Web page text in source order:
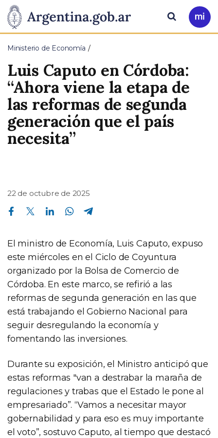
Presidencia
de
la
Nación
Pasar al contenido principal
Ir
a
Buscar
Ministerio de Economía
Luis Caputo en Córdoba:
“Ahora viene la etapa de
las reformas de segunda
generación que el país
necesita”
22 de octubre de 2025
Compartir en Facebook Compartir en Twitter Compartir en Linkedin Compartir en Whatsapp
El ministro de Economía, Luis Caputo, expuso
este miércoles en el Ciclo de Coyuntura
organizado por la Bolsa de Comercio de
Córdoba. En este marco, se refirió a las
reformas de segunda generación en las que
está trabajando el Gobierno Nacional para
seguir desregulando la economía y
fomentando las inversiones.
Durante su exposición, el Ministro anticipó que
estas reformas "van a destrabar la maraña de
regulaciones y trabas que el Estado le pone al
empresariado”. “Vamos a necesitar mayor
gobernabilidad y para eso es muy importante
el voto”, sostuvo Caputo, al tiempo que destacó